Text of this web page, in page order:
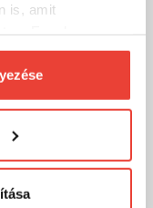
is, amit
meg
nem fogunk
kapcsolatban.